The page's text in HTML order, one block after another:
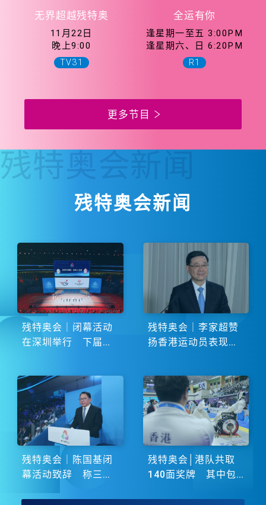
无界超越残特奥
11月22日
晚上9:00
TV31
全运有你
逢星期一至五 3:00PM
逢星期六、日 6:20PM
R1
更多节目
残特奥会新闻
残特奥会
残特奥会｜闭幕活动
在深圳举行 下届由
残特奥会｜李家超赞
扬香港运动员表现卓
残特奥会｜陈国基闭
幕活动致辞 称三地
残特奥会│港队共取
140面奖牌 其中包